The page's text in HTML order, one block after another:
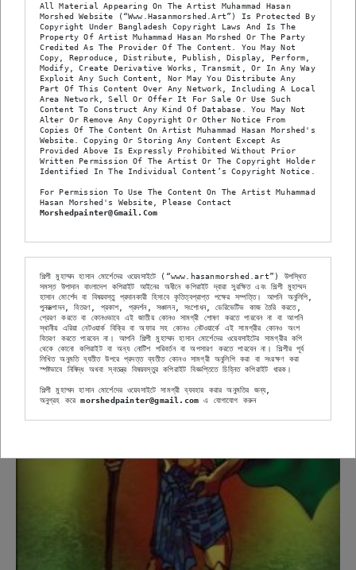
All Material Appearing On The Artist Muhammad Hasan
Morshed Website (“www.hasanmorshed.art”) Is Protected By
Copyright Under Bangladesh Copyright Laws And Is The
Property Of Artist Muhammad Hasan Morshed Or The Party
Credited As The Provider Of The Content. You May Not
Copy, Reproduce, Distribute, Publish, Display, Perform,
Modify, Create Derivative Works, Transmit, Or In Any Way
Exploit Any Such Content, Nor May You Distribute Any
Part Of This Content Over Any Network, Including A Local
Area Network, Sell Or Offer It For Sale Or Use Such
Content To Construct Any Kind Of Database. You May Not
Alter Or Remove Any Copyright Or Other Notice From
Copies Of The Content On Artist Muhammad Hasan Morshed's
Website. Copying Or Storing Any Content Except As
Provided Above Is Expressly Prohibited Without Prior
Written Permission Of The Artist Or The Copyright Holder
Identified In The Individual Content’s Copyright Notice.
For Permission To Use The Content On The Artist Muhammad
Morshedpainter@gmail.com
শিল্পী মুহাম্মদ হাসান মোর্শেদের ওয়েবসাইটে (“www.hasanmorshed.art”) উপস্থিত
সমস্ত উপাদান বাংলাদেশ কপিরাইট আইনের অধীনে কপিরাইট দ্বারা সুরক্ষিত এবং শিল্পী মুহাম্মদ
হাসান মোর্শেদ বা বিষয়বস্তু প্রদানকারী হিসাবে কৃতিত্বপ্রাপ্ত পক্ষের সম্পত্তি। আপনি অনুলিপি,
পুনরুত্পাদন, বিতরণ, প্রকাশ, প্রদর্শন, সঞ্চালন, সংশোধন, ডেরিভেটিভ কাজ তৈরি করতে,
প্রেরণ করতে বা কোনওভাবে এই জাতীয় কোনও সামগ্রী শোষণ করতে পারবেন না বা আপনি
স্থানীয় এরিয়া নেটওয়ার্ক বিক্রি বা অফার সহ কোনও নেটওয়ার্কে এই সামগ্রীর কোনও অংশ
বিতরণ করতে পারবেন না। আপনি শিল্পী মুহাম্মদ হাসান মোর্শেদের ওয়েবসাইটের সামগ্রীর কপি
থেকে কোনো কপিরাইট বা অন্য নোটিশ পরিবর্তন বা অপসারণ করতে পারবেন না। শিল্পীর পূর্ব
লিখিত অনুমতি ব্যতীত উপরে প্রদত্ত ব্যতীত কোনও সামগ্রী অনুলিপি করা বা সংরক্ষণ করা
স্পষ্টভাবে নিষিদ্ধ অথবা স্বতন্ত্র বিষয়বস্তুর কপিরাইট বিজ্ঞপ্তিতে চিহ্নিত কপিরাইট ধারক।
শিল্পী মুহাম্মদ হাসান মোর্শেদের ওয়েবসাইটে সামগ্রী ব্যবহার করার অনুমতির জন্য,
অনুগ্রহ করে morshedpainter@gmail.com এ যোগাযোগ করুন